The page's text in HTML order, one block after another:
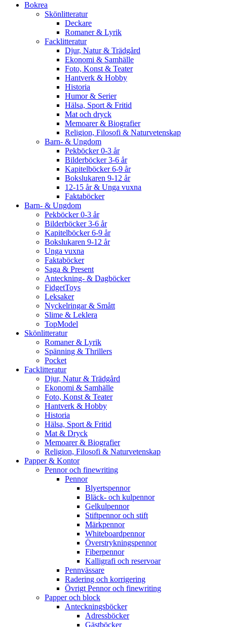
Bokrea
Skönlitteratur
Deckare
Romaner & Lyrik
Facklitteratur
Djur, Natur & Trädgård
Ekonomi & Samhälle
Foto, Konst & Teater
Hantverk & Hobby
Historia
Humor & Serier
Hälsa, Sport & Fritid
Mat och dryck
Memoarer & Biografier
Religion, Filosofi & Naturvetenskap
Barn- & Ungdom
Pekböcker 0-3 år
Bilderböcker 3-6 år
Kapitelböcker 6-9 år
Bokslukaren 9-12 år
12-15 år & Unga vuxna
Faktaböcker
Barn- & Ungdom
Pekböcker 0-3 år
Bilderböcker 3-6 år
Kapitelböcker 6-9 år
Bokslukaren 9-12 år
Unga vuxna
Faktaböcker
Saga & Present
Anteckning- & Dagböcker
FidgetToys
Leksaker
Nyckelringar & Smått
Slime & Leklera
TopModel
Skönlitteratur
Romaner & Lyrik
Spänning & Thrillers
Pocket
Facklitteratur
Djur, Natur & Trädgård
Ekonomi & Samhälle
Foto, Konst & Teater
Hantverk & Hobby
Historia
Hälsa, Sport & Fritid
Mat & Dryck
Memoarer & Biografier
Religion, Filosofi & Naturvetenskap
Papper & Kontor
Pennor och finewriting
Pennor
Blyertspennor
Bläck- och kulpennor
Gelkulpennor
Stiftpennor och stift
Märkpennor
Whiteboardpennor
Överstrykningspennor
Fiberpennor
Kalligrafi och reservoar
Pennvässare
Radering och korrigering
Övrigt Pennor och finewriting
Papper och block
Anteckningsböcker
Adressböcker
Gästböcker